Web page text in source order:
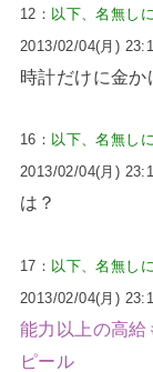
12： 以下、名無し
2013/02/04(月)
時計だけに金か
16： 以下、名無し
2013/02/04(月)
は？
17： 以下、名無し
2013/02/04(月)
能力以上の高給
ピール